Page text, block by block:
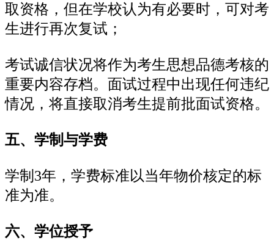
取资格，但在学校认为有必要时，可对考
生进行再次复试；
考试诚信状况将作为考生思想品德考核的
重要内容存档。面试过程中出现任何违纪
情况，将直接取消考生提前批面试资格。
五、学制与学费
学制3年，学费标准以当年物价核定的标
准为准。
六、学位授予